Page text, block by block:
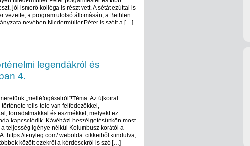
jól ismerő kolléga is részt vett. A sétát ezúttal is
vezette, a program utolsó állomásán, a Bethlen
nevében Niedermüller Péter is szólt a […]
legendákról és
4.
„melléfogásairól”!Téma: Az újkorral
telis-tele van felfedezőkkel,
forradalmakkal és eszmékkel, melyekhez
kapcsolódik. Kávéházi beszélgetésünkön most
teljesség igénye nélkül Kolumbusz korától a
https://tenyleg.com/ weboldal cikkeiből kiindulva,
között ezekről a kérdésekről is szó […]